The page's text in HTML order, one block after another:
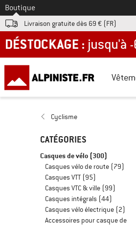
Vers le
Boutique
Livraison gratuite dès 69 € (FR)
DÉSTOCKAGE : jusqu'à -60 %
Cyclisme
CATÉGORIES
Casques de vélo (300)
Casques vélo de route (79)
Casques VTT (95)
Casques VTC & ville (99)
Casques intégrals (44)
Casques vélo électrique (2)
Accessoires pour casque de